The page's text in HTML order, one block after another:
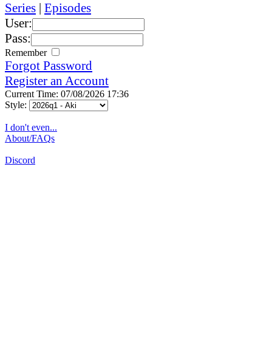
Series | Episodes
User:
Pass:
Remember
Forgot Password
Register an Account
Current Time: 07/08/2026 17:36
Style:
I don't even...
About/FAQs
Discord